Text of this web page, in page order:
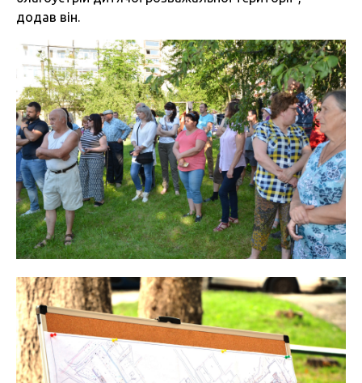
додав він.